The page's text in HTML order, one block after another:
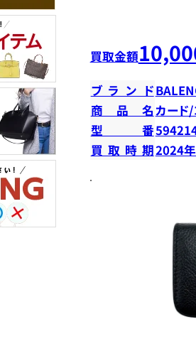
買取金額
ブランド
商品名 カード
型番
買取時期2024